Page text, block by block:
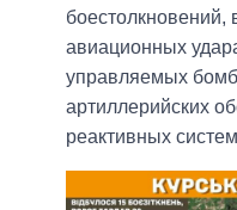
боестолкновений,
авиационных
управляемых
артиллерийских
реактивных